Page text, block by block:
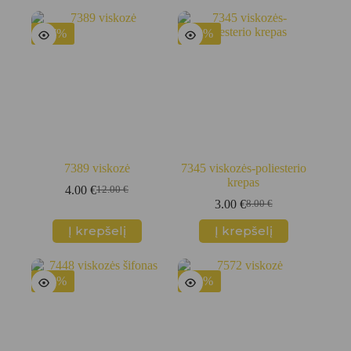
-67%
7389 viskozė
12.00€
Original
was:
12.00 €.
4.00€Current
is:
4.00 €.
Į krepšelį
-63%
7345 viskozės-poliesterio
krepas
8.00€
Original
price
was:
3.00 €Current
price
is:
Į krepšelį
-63% -70%